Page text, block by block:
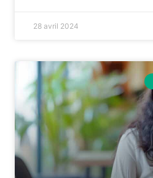
28 avril 2024